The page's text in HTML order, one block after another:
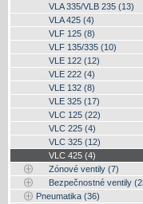
VLA 335/VLB 235 (13)
VLA 425 (4)
VLF 125 (8)
VLF 135/335 (10)
VLE 122 (12)
VLE 222 (4)
VLE 132 (8)
VLE 325 (17)
VLC 125 (22)
VLC 225 (4)
VLC 325 (12)
VLC 425 (4)
Zónové ventily (7)
Bezpečnostné ventily
Pneumatika (36)